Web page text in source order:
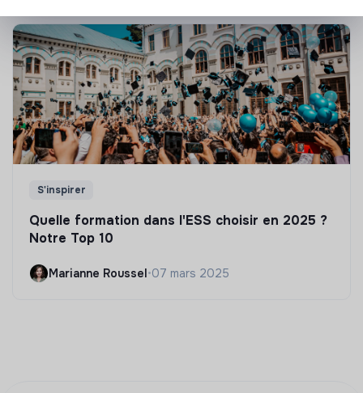
S'inspirer
Quelle formation dans l'ESS choisir en 2025 ?
Notre Top 10
Marianne Roussel•07 mars 2025